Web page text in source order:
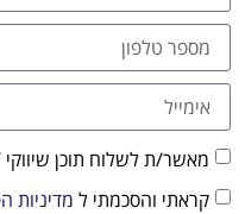
מאשר/ת לשלוח תוכן שיווקי
קראתי והסכמתי ל מדיניות